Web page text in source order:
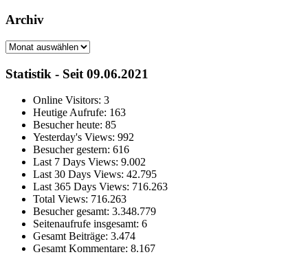
Archiv
Archiv
Statistik - Seit 09.06.2021
Online Visitors: 3
Heutige Aufrufe: 163
Besucher heute: 85
Yesterday's Views: 992
Besucher gestern: 616
Last 7 Days Views: 9.002
Last 30 Days Views: 42.795
Last 365 Days Views: 716.263
Total Views: 716.263
Besucher gesamt: 3.348.779
Seitenaufrufe insgesamt: 6
Gesamt Beiträge: 3.474
Gesamt Kommentare: 8.167